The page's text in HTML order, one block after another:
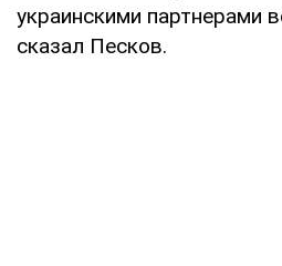
украинскими партнерами
сказал Песков.